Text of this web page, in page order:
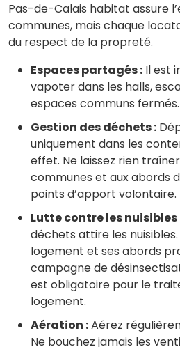
Pas-de-Calais habitat assure
communes, mais chaque
du respect de la propreté.
Espaces partagés : Il est
vapoter dans les halls,
espaces communs fermés.
Gestion des déchets :
uniquement dans les
effet. Ne laissez rien
communes et aux abords
points d’apport volontaire.
Lutte contre les nuisibles
déchets attire les
logement et ses abords
campagne de
est obligatoire pour le
logement.
Aération :Aérez
Ne bouchez jamais les